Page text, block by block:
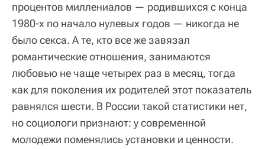
процентов миллениалов — родившихся с конца
1980-х по начало нулевых годов — никогда не
было секса. А те, кто все же завязал
романтические отношения, занимаются
любовью не чаще четырех раз в месяц, тогда
как для поколения их родителей этот показатель
равнялся шести. В России такой статистики нет,
но социологи признают: у современной
молодежи поменялись установки и ценности.